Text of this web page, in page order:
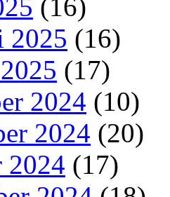
(16)
2025 (16)
(17)
2024 (10)
2024 (20)
2024 (17)